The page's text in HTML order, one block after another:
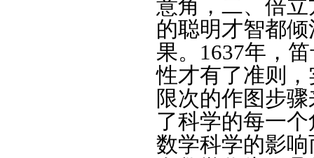
意角，二、倍
的聪明才智都
果。 1637年，
性才有了准则
限次的作图步
了科学的每一
数学科学的影